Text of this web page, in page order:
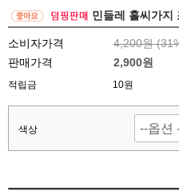
민들레 홀씨가지
소비자가격 4,200원 (31
판매가격
2,900원
적립금 10원
색상